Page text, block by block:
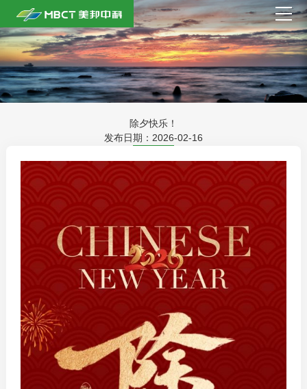
首页
关于我们
除夕快乐！
发布日期：2026-02-16